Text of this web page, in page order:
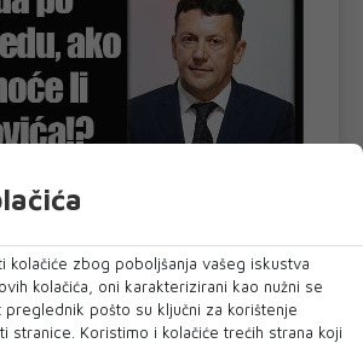
kolačiće zbog poboljšanja vašeg iskustva
kolačića, oni karakterizirani kao nužni se
preglednik pošto su ključni za korištenje
stranice. Koristimo i kolačiće trećih strana koji